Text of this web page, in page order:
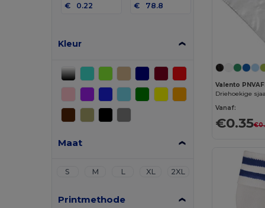
€
€
Kleur
Maat
S M L XL 2XL
Printmethode
Valento
Driehoekige
Vanaf:
€0.35